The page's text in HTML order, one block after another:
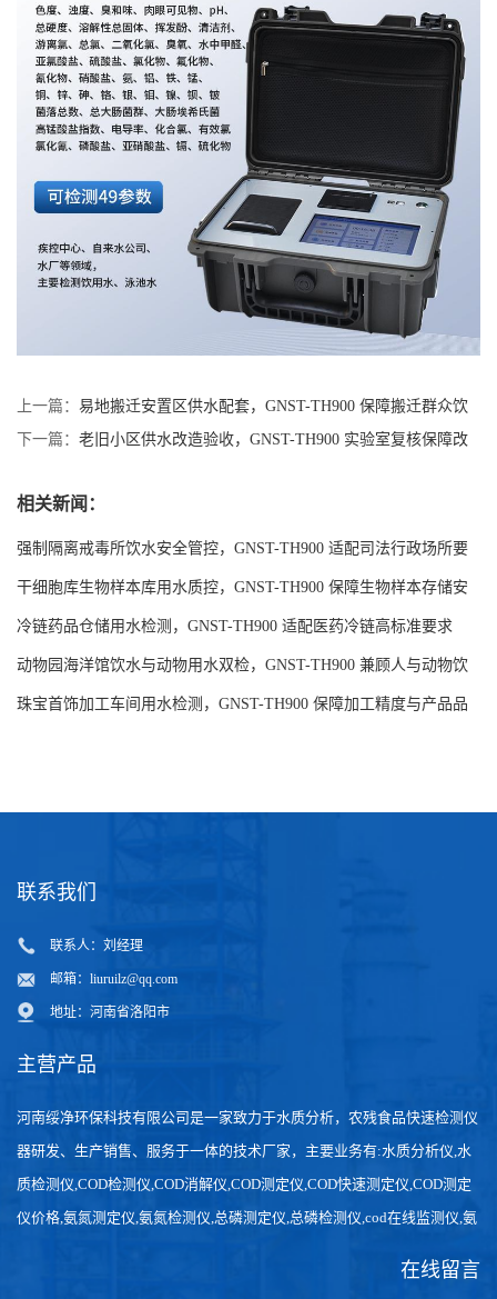
上一篇： 易地搬迁安置区供水配套，GNST-TH900 保障搬迁群众饮
水安全
下一篇： 老旧小区供水改造验收，GNST-TH900 实验室复核保障改
相关新闻：
强制隔离戒毒所饮水安全管控，GNST-TH900 适配司法行政场所要
求
干细胞库生物样本库用水质控，GNST-TH900 保障生物样本存储安
全
冷链药品仓储用水检测，GNST-TH900 适配医药冷链高标准要求
动物园海洋馆饮水与动物用水双检，GNST-TH900 兼顾人与动物饮
水安全
珠宝首饰加工车间用水检测，GNST-TH900 保障加工精度与产品品
联系我们
联系人：刘经理
邮箱： liuruilz@qq.com
地址：河南省洛阳市
主营产品
河南绥净环保科技有限公司是一家致力于水质分析，农残食品快速检测仪
器研发、生产销售、服务于一体的技术厂家，主要业务有:水质分析仪,水
质检测仪,COD检测仪,COD消解仪,COD测定仪,COD快速测定仪,COD测定
仪价格,氨氮测定仪,氨氮检测仪,总磷测定仪,总磷检测仪,cod在线监测仪,氨
在线留言